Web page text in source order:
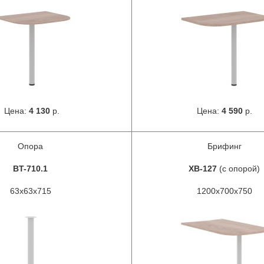
Цена: 4 130 р. Цена: 4 590 р.
Опора
BT-710.1
63x63x715
Брифинг
XB-127 (с опорой)
1200x700x750